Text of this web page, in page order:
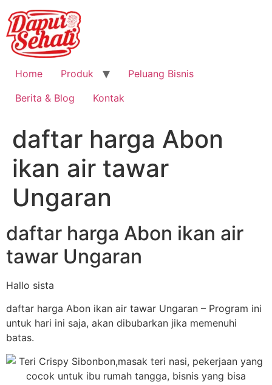
Home Produk
Peluang Bisnis
Berita & Blog
Kontak
daftar harga Abon
ikan air tawar
Ungaran
daftar harga Abon ikan air
tawar Ungaran
Hallo sista
daftar harga Abon ikan air tawar Ungaran – Program ini
untuk hari ini saja, akan dibubarkan jika memenuhi
batas.